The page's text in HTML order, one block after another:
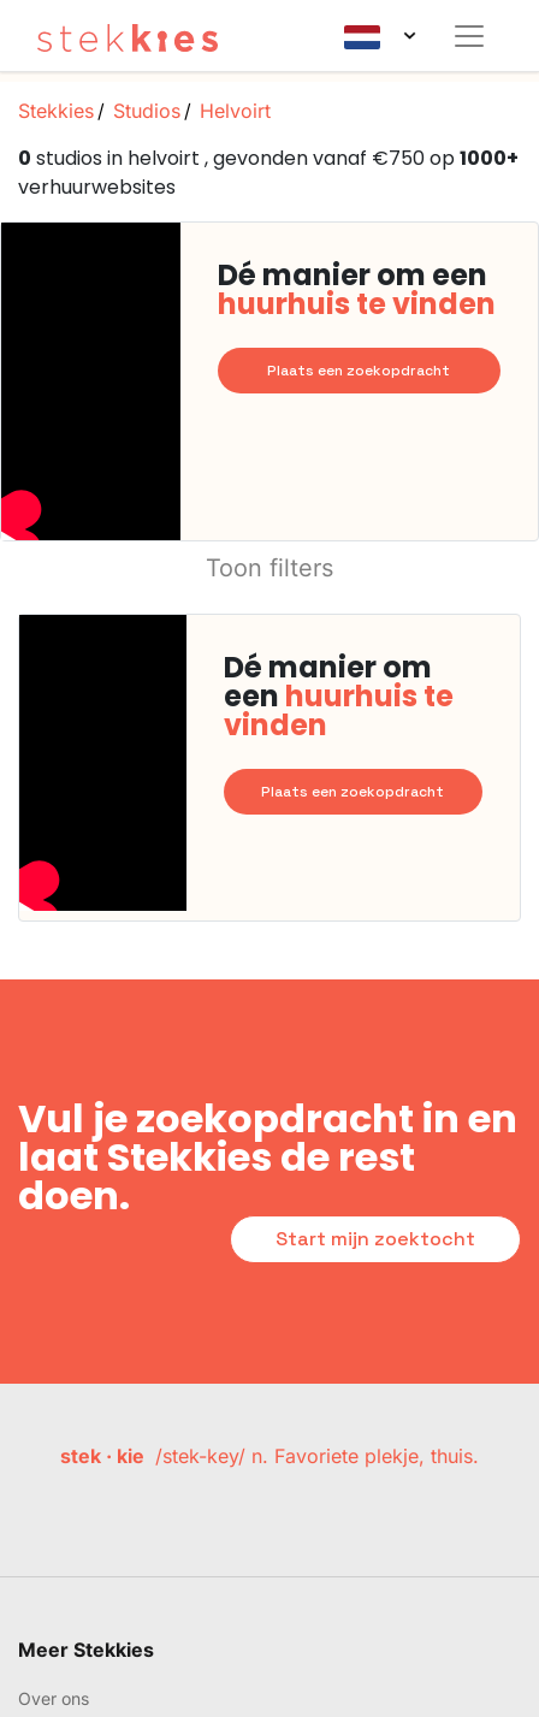
Stekkies Studios Helvoirt
0 studios in helvoirt , gevonden vanaf €750 op1000+
verhuurwebsites
Dé manier om een
huurhuis te vinden
Plaats een zoekopdracht
Toon filters
Dé manier om
een huurhuis te
vinden
Plaats een zoekopdracht
Vul je zoekopdracht in en
laat Stekkies de rest
doen.
Start mijn zoektocht
stek · kie /stek-key/ n. Favoriete plekje, thuis.
Meer Stekkies
Over ons